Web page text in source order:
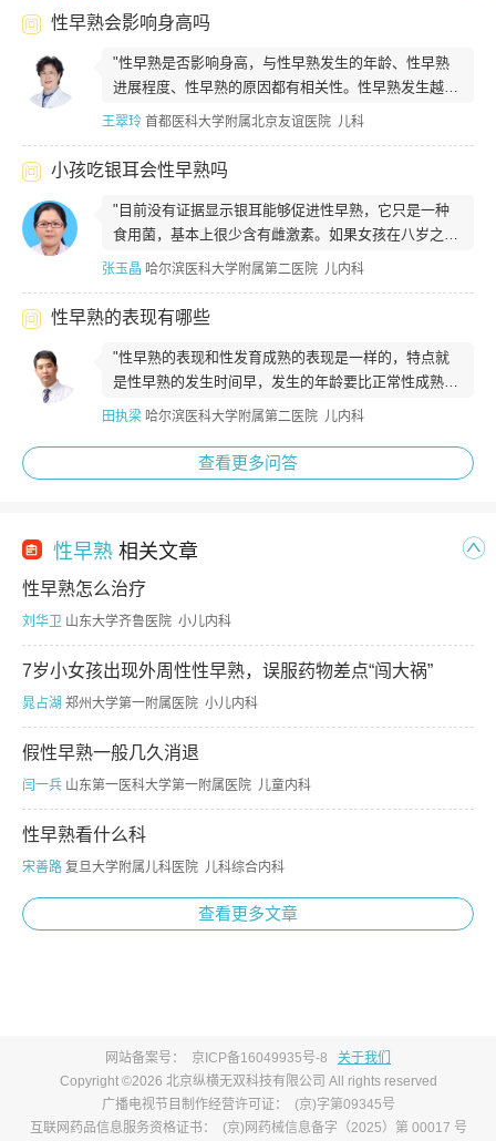
性早熟会影响身高吗
"性早熟是否影响身高，与性早熟发生的年龄、性早熟
进展程度、性早熟的原因都有相关性。性早熟发生越
早、进展越快，对最终身高的影响越大。一...
王翠玲 首都医科大学附属北京友谊医院 儿科
小孩吃银耳会性早熟吗
"目前没有证据显示银耳能够促进性早熟，它只是一种
食用菌，基本上很少含有雌激素。如果女孩在八岁之
前，男孩在九岁之前出现第二性征，叫做性...
张玉晶 哈尔滨医科大学附属第二医院 儿内科
性早熟的表现有哪些
"性早熟的表现和性发育成熟的表现是一样的，特点就
是性早熟的发生时间早，发生的年龄要比正常性成熟的
时间要提前，所以称之为性早熟。一般来...
田执梁 哈尔滨医科大学附属第二医院 儿内科
查看更多问答
性早熟 相关文章
性早熟怎么治疗
刘华卫 山东大学齐鲁医院 小儿内科
7岁小女孩出现外周性性早熟，误服药物差点“闯大祸”
晁占湖 郑州大学第一附属医院 小儿内科
假性早熟一般几久消退
闫一兵 山东第一医科大学第一附属医院 儿童内科
性早熟看什么科
宋善路 复旦大学附属儿科医院 儿科综合内科
查看更多文章
网站备案号： 京ICP备16049935号-8
关于我们
Copyright ©2026 北京纵横无双科技有限公司 All rights reserved
广播电视节目制作经营许可证：
(京)字第09345号
互联网药品信息服务资格证书：
(京)网药械信息备字（2025）第 00017 号